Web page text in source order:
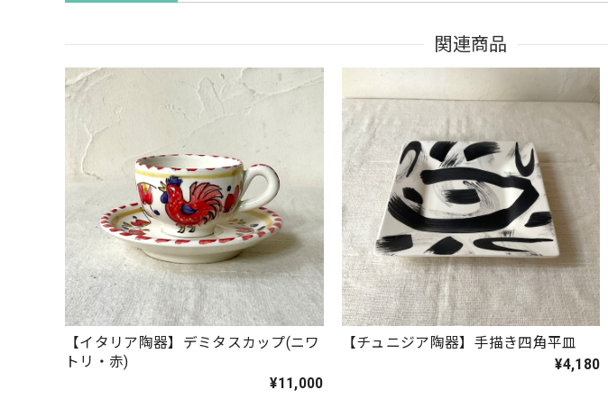
関連商品
【イタリア陶器】デミタスカップ(ニワ
トリ・赤)
¥11,000
【チュニジア陶器】手描き四角平皿
¥4,180